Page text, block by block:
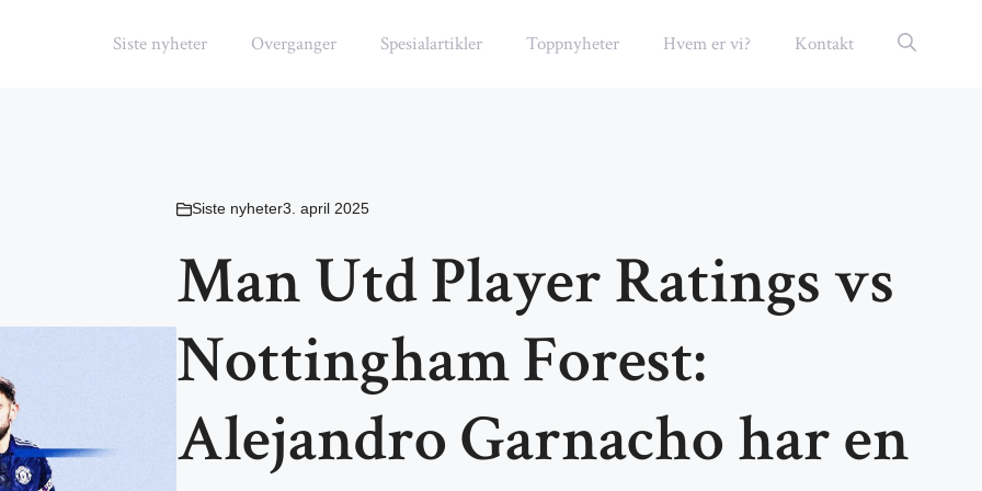
Siste nyheter Overganger Spesialartikler Toppnyheter Hvem er vi? Kontakt
Siste nyheter3. april 2025
Man Utd Player Ratings vs
Nottingham Forest:
Alejandro Garnacho har en